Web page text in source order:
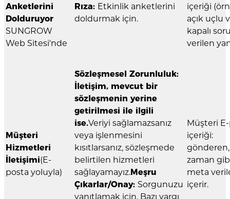
Anketlerini
Dolduruyor
SUNGROW
Web Sitesi'nde
Rıza: Etkinlik anketlerini
doldurmak için.
içeriği
açık uçlu
kapalı
verilen
Müşteri
Hizmetleri
İletişimi(E-
posta yoluyla)
Sözleşmesel Zorunluluk:
İletişim, mevcut bir
sözleşmenin yerine
getirilmesi ile ilgili
ise.Veriyi sağlamazsanız
veya işlenmesini
kısıtlarsanız, sözleşmede
belirtilen hizmetleri
sağlayamayız.Meşru
Çıkarlar/Onay: Sorgunuzu
yanıtlamak için. Bazı yargı
Müşteri
içeriği:
gönderen,
zaman
meta
içerir.